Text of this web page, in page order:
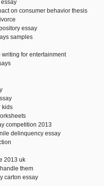
on consumer behavior thesis
essay
samples
for entertainment
kids
competition 2013
delinquency essay
2013 uk
them
carton essay